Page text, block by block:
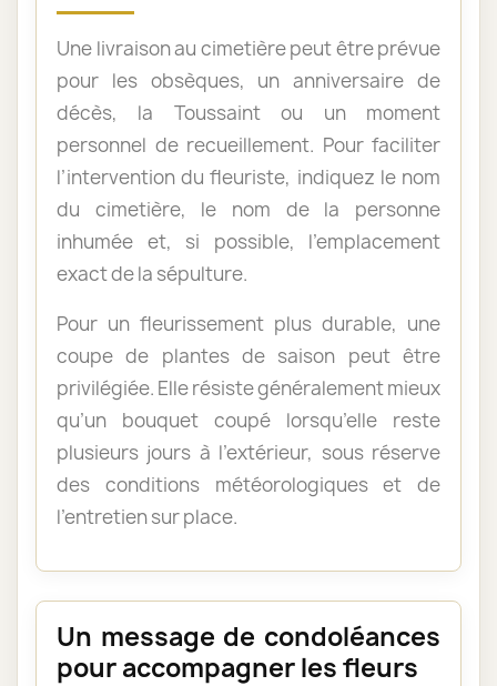
Une livraison au cimetière peut être prévue
pour les obsèques, un anniversaire de
décès, la Toussaint ou un moment
personnel de recueillement. Pour faciliter
l’intervention du fleuriste, indiquez le nom
du cimetière, le nom de la personne
inhumée et, si possible, l’emplacement
exact de la sépulture.
Pour un fleurissement plus durable, une
coupe de plantes de saison peut être
privilégiée. Elle résiste généralement mieux
qu’un bouquet coupé lorsqu’elle reste
plusieurs jours à l’extérieur, sous réserve
des conditions météorologiques et de
l’entretien sur place.
Un message de condoléances
pour accompagner les fleurs